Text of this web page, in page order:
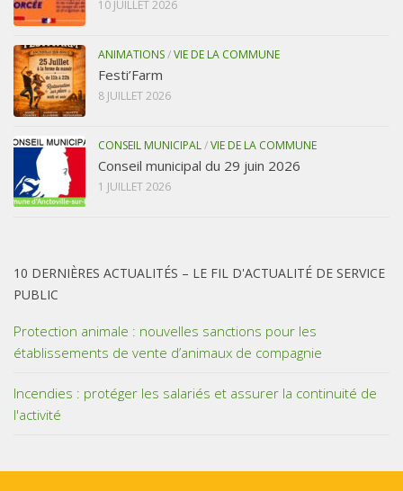
10 JUILLET 2026
ANIMATIONS/VIE DE LA COMMUNE
Festi’Farm
8 JUILLET 2026
CONSEIL MUNICIPAL/VIE DE LA COMMUNE
Conseil municipal du 29 juin 2026
1 JUILLET 2026
10 DERNIÈRES ACTUALITÉS – LE FIL D'ACTUALITÉ DE SERVICE
PUBLIC
Protection animale : nouvelles sanctions pour les
établissements de vente d’animaux de compagnie
Incendies : protéger les salariés et assurer la continuité de
l'activité